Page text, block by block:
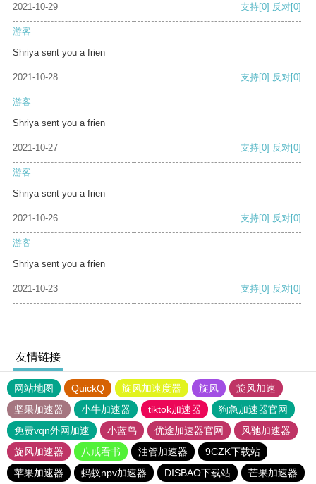
2021-10-29 支持[0] 反对[0]
游客
Shriya sent you a frien
2021-10-28 支持[0] 反对[0]
游客
Shriya sent you a frien
2021-10-27 支持[0] 反对[0]
游客
Shriya sent you a frien
2021-10-26 支持[0] 反对[0]
游客
Shriya sent you a frien
2021-10-23 支持[0] 反对[0]
友情链接
网站地图 QuickQ 旋风加速度器 旋风
旋风加速
坚果加速器
小牛加速器 tiktok加速器
狗急加速器官网
免费vqn外网加速
小蓝鸟 优途加速器官网
风驰加速器
旋风加速器
八戒看书 油管加速器
9CZK下载站
苹果加速器
蚂蚁npv加速器 DISBAO下载站 芒果加速器